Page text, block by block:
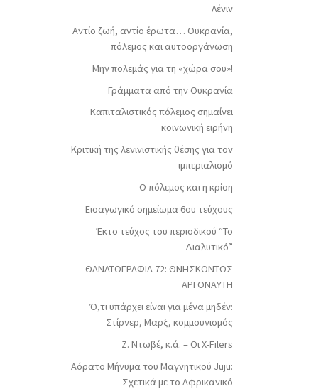
Λένιν
Αντίο ζωή, αντίο έρωτα… Ουκρανία,
πόλεμος και αυτοοργάνωση
Μην πολεμάς για τη «χώρα σου»!
Γράμματα από την Ουκρανία
Καπιταλιστικός πόλεμος σημαίνει
κοινωνική ειρήνη
Κριτική της λενινιστικής θέσης για τον
ιμπεριαλισμό
Ο πόλεμος και η κρίση
Εισαγωγικό σημείωμα 6ου τεύχους
Έκτο τεύχος του περιοδικού “Το
Διαλυτικό”
ΘΑΝΑΤΟΓΡΑΦΙΑ 72: ΘΝΗΣΚΟΝΤOΣ
ΑΡΓΟΝΑΥΤΗ
Ό,τι υπάρχει είναι για μένα μηδέν:
Στίρνερ, Μαρξ, κομμουνισμός
Ζ. Ντωβέ, κ.ά. – Οι X-Filers
Αόρατο Μήνυμα του Μαγνητικού Juju:
Σχετικά με το Αφρικανικό